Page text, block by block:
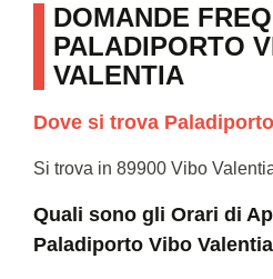
DOMANDE
PALADIPORTO
VALENTIA
Dove si trova
Si trova in 89900 Vibo
Quali sono gli Orari di
Paladiporto Vibo